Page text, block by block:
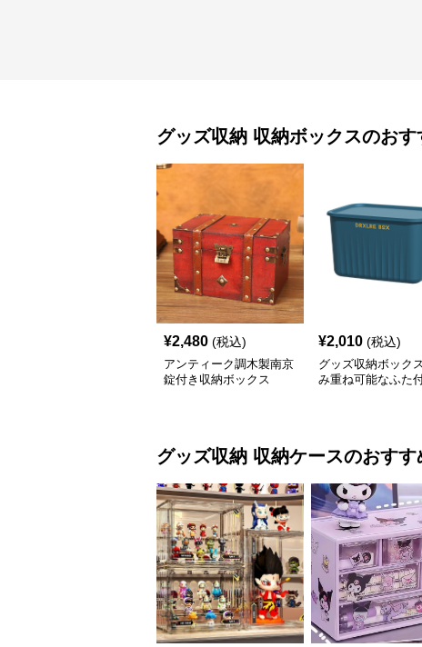
グッズ収納 収納ボックスのおす
¥2,480 (税込)
アンティーク調木製南京
錠付き収納ボックス
¥2,010 (税込)
グッズ収納ボック
み重ね可能なふた
グッズ収納 収納ケースのおすす